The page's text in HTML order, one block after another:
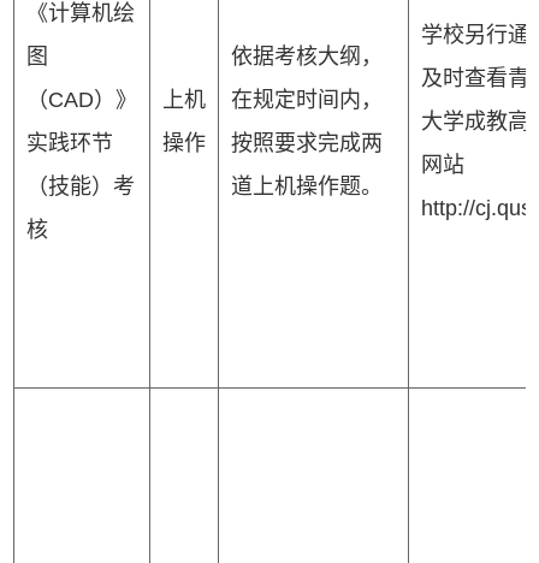
《计算机绘
图
（CAD）》
实践环节
（技能）考
核
上机
操作
依据考核大纲，
在规定时间内，
按照要求完成两
道上机操作题。
学校另行通
及时查看青
大学成教高
网站
http://